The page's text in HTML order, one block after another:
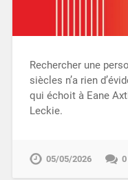
Rechercher une
siècles n’a rien
qui échoit à Eane
Leckie.
05/05/2026 0